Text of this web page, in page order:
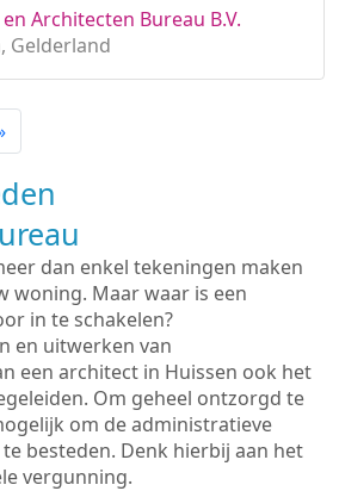
Architecten Bureau B.V.
Gelderland
dan enkel tekeningen maken
woning. Maar waar is een
in te schakelen?
en uitwerken van
een architect in Huissen ook het
Om geheel ontzorgd te
om de administratieve
besteden. Denk hierbij aan het
vergunning.